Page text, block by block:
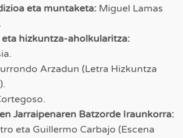
eta muntaketa: Miguel Lamas
hizkuntza-aholkularitza:
Arzadun (Letra Hizkuntza
Jarraipenaren Batzorde Iraunkorra:
eta Guillermo Carbajo (Escena